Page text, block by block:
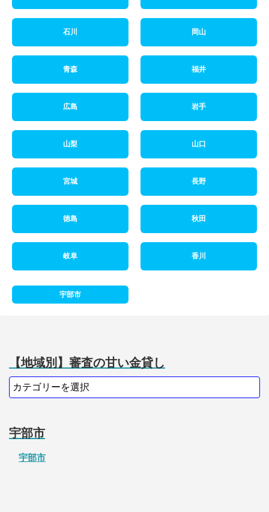
石川 岡山
青森 福井
広島 岩手
山梨 山口
宮城 長野
徳島 秋田
岐阜 香川
宇部市
【地域別】審査の甘い金貸し
宇部市
宇部市